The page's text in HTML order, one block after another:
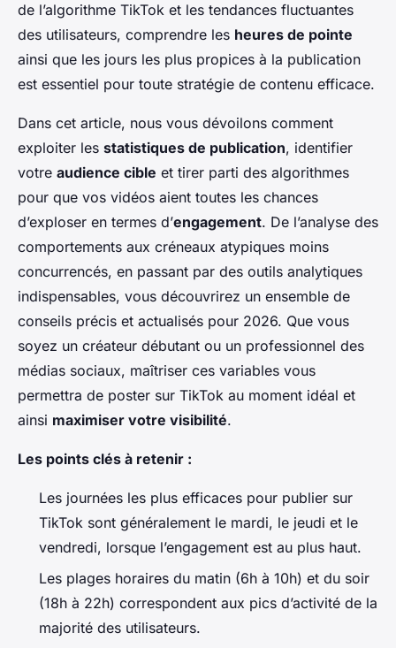
de l’algorithme TikTok et les tendances fluctuantes
des utilisateurs, comprendre les heures de pointe
ainsi que les jours les plus propices à la publication
est essentiel pour toute stratégie de contenu efficace.
Dans cet article, nous vous dévoilons comment
exploiter les statistiques de publication, identifier
votre audience cible et tirer parti des algorithmes
pour que vos vidéos aient toutes les chances
d’exploser en termes d’engagement. De l’analyse des
comportements aux créneaux atypiques moins
concurrencés, en passant par des outils analytiques
indispensables, vous découvrirez un ensemble de
conseils précis et actualisés pour 2026. Que vous
soyez un créateur débutant ou un professionnel des
médias sociaux, maîtriser ces variables vous
permettra de poster sur TikTok au moment idéal et
ainsi maximiser votre visibilité.
Les points clés à retenir :
Les journées les plus efficaces pour publier sur
TikTok sont généralement le mardi, le jeudi et le
vendredi, lorsque l’engagement est au plus haut.
Les plages horaires du matin (6h à 10h) et du soir
(18h à 22h) correspondent aux pics d’activité de la
majorité des utilisateurs.